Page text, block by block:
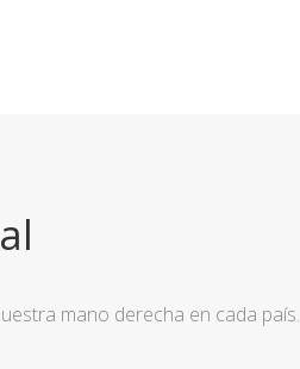
mano derecha en cada país.